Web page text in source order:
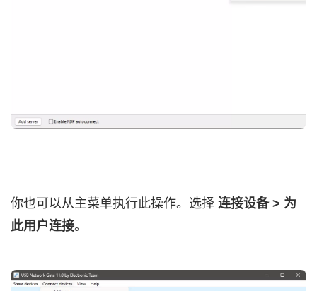
你也可以从主菜单执行此操作。选择 连接设备 > 为
此用户连接。